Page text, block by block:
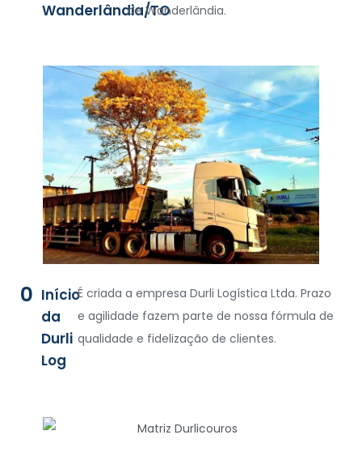
Wanderlândia/TOde Wanderlândia.
0 Início
da
Durli
Log
É criada a empresa Durli Logística Ltda. Prazo
e agilidade fazem parte de nossa fórmula de
qualidade e fidelização de clientes.